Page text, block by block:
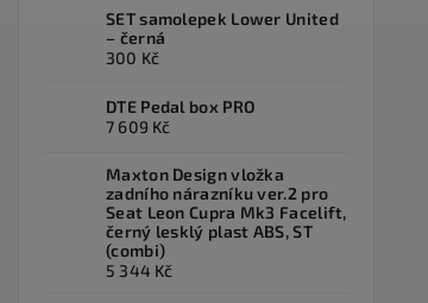
SET samolepek Lower United
– černá
300 Kč
DTE Pedal box PRO
7 609 Kč
Maxton Design vložka
zadního nárazníku ver.2 pro
Seat Leon Cupra Mk3 Facelift,
černý lesklý plast ABS, ST
(combi)
5 344 Kč